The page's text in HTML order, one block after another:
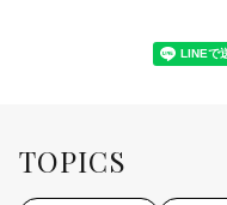
TOPICS